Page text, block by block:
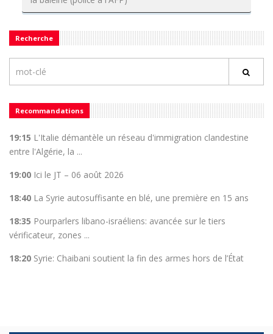
Recherche
Recommandations
19:15 L'Italie démantèle un réseau d'immigration clandestine
entre l'Algérie, la ...
19:00 Ici le JT – 06 août 2026
18:40 La Syrie autosuffisante en blé, une première en 15 ans
18:35 Pourparlers libano-israéliens: avancée sur le tiers
vérificateur, zones ...
18:20 Syrie: Chaibani soutient la fin des armes hors de l’État